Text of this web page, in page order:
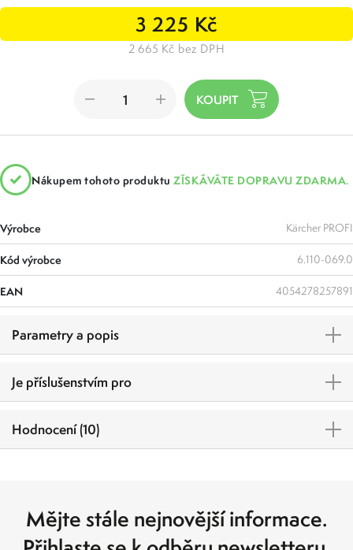
3 225 Kč
2 665 Kč bez DPH
Nákupem tohoto produktu ZÍSKÁVÁTE DOPRAVU ZDARMA.
Výrobce Kärcher PROFI
Kód výrobce 6.110-069.0
EAN 4054278257891
Parametry a popis
Je příslušenstvím pro
Hodnocení (10)
Mějte stále nejnovější informace.